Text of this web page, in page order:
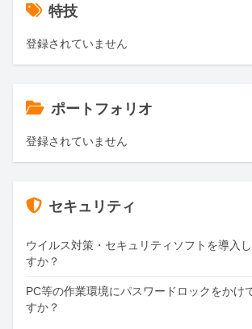
特技
登録されていません
ポートフォリオ
登録されていません
セキュリティ
ウイルス対策・セキュリティソフトを導入
すか？
PC等の作業環境にパスワードロックをかけ
すか？